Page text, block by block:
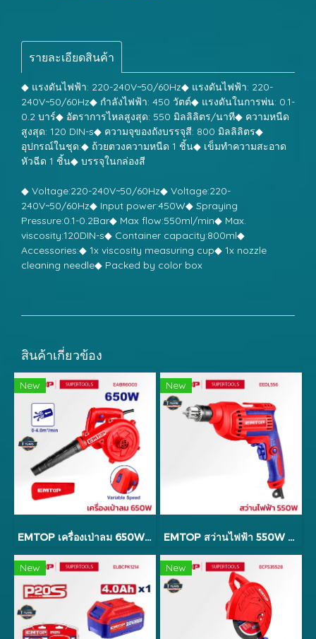
รายละเอียดสินค้า
◆ แรงดันไฟฟ้า: 220-240V~50/60Hz◆ แรงดันไฟฟ้า: 220-
240V~50/60Hz◆ กำลังไฟฟ้า: 450 วัตต์◆ แรงดันในการพ่น: 0.1-
0.2 บาร์◆ อัตราการไหลสูงสุด: 550 มิลลิลิตร/นาที◆ ความหนืด
สูงสุด: 120 DIN-s◆ ความจุของถังบรรจุสี: 800 มิลลิลิตร◆
อุปกรณ์ในชุด:◆ ถ้วยตวงความหนืด 1 ชิ้น◆ เข็มทำความสะอาด
หัวฉีด 1 ชิ้น◆ บรรจุในกล่องสี
◆ Voltage:220-240V~50/60Hz◆ Voltage:220-
240V~50/60Hz◆ Input power:450W◆ Spraying
Pressure:0.1-0.2Bar◆ Max flow:550ml/min◆ Max.
viscosity:120DIN-s◆ Container capacity:800ml◆
Accessories:◆ 1x viscosity measuring cup◆ 1x nozzle
cleaning needle◆ Packed by color box
สินค้าเกี่ยวข้อง
New
EMTOP เครื่องเป่าลม 650W รุ่น EABR6003
New
EMTOP สว่านไฟฟ้า 550W EEDL556
New New